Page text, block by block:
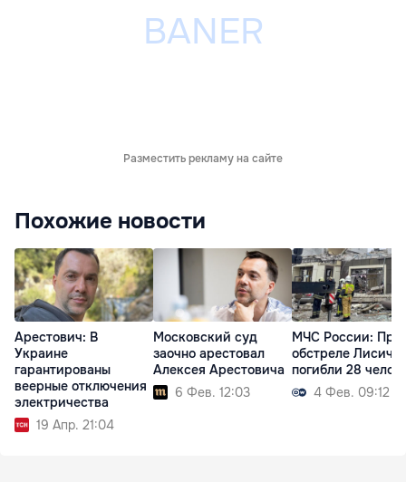
Разместить рекламу на сайте
Похожие новости
Арестович: В
Украине
гарантированы
веерные отключения
электричества
19 Апр. 21:04
Московский суд
заочно арестовал
Алексея Арестовича
6 Фев. 12:03
МЧС России: При
обстреле
погибли 28
4 Фев. 09:12